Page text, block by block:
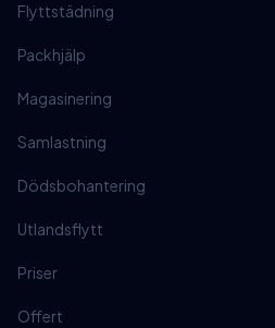
Flyttstädning
Packhjälp
Magasinering
Samlastning
Dödsbohantering
Utlandsflytt
Priser
Offert